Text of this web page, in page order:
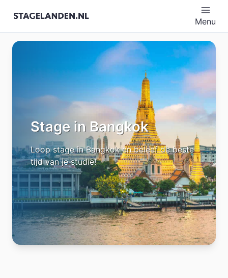
Menu
Stage in Bangkok
Loop stage in Bangkok en beleef de beste
tijd van je studie!